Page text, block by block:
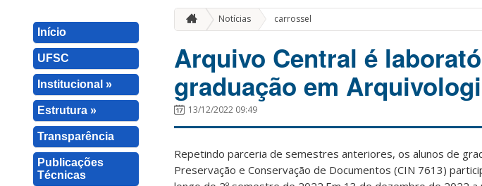
Início
UFSC
Institucional »
Estrutura »
Transparência
Publicações
Técnicas
Notícias carrossel
Arquivo Central é
graduação em
13/12/2022 09:49
Repetindo parceria de semestres anteriores, os alunos de
Preservação e Conservação de Documentos (CIN 7613)